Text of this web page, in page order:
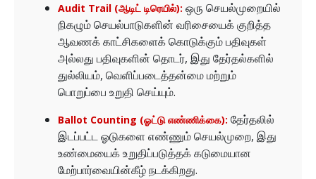
Audit Trail (ஆடிட் டிரெயில்): ஒரு செயல்முறையில்
நிகழும் செயல்பாடுகளின் வரிசையைக் குறித்த
ஆவணக் காட்சிகளைக் கொடுக்கும் பதிவுகள்
அல்லது பதிவுகளின் தொடர், இது தேர்தல்களில்
துல்லியம், வெளிப்படைத்தன்மை மற்றும்
பொறுப்பை உறுதி செய்யும்.
Ballot Counting (ஓட்டு எண்ணிக்கை): தேர்தலில்
இடப்பட்ட ஓடுகளை எண்ணும் செயல்முறை, இது
உண்மையைக் உறுதிப்படுத்தக் கடுமையான
மேற்பார்வையின்கீழ் நடக்கிறது.